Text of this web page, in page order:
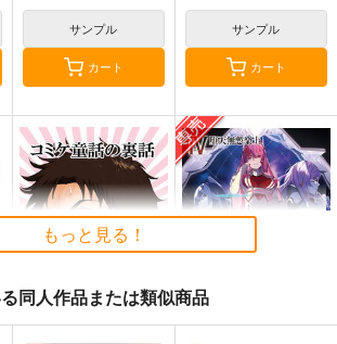
サンプル
カート
サンプル
カート
もっと見る！
同人作品または類似商品